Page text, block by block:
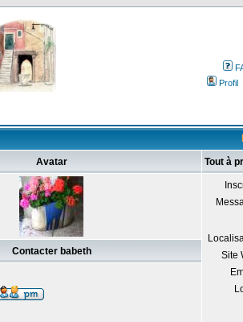
Profil
Avatar Tout à
Site
Contacter babeth